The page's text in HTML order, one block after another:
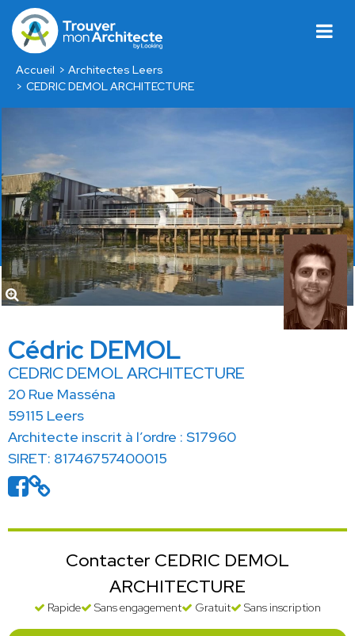
Accueil
Architectes Leers
CEDRIC DEMOL ARCHITECTURE
Cédric DEMOL
CEDRIC DEMOL ARCHITECTURE
20 Rue Masséna
59115 Leers
Architecte inscrit à l’ordre : S17960
SIRET: 81746757400015
Contacter CEDRIC DEMOL
ARCHITECTURE
Rapide Sans engagement Gratuit Sans inscription